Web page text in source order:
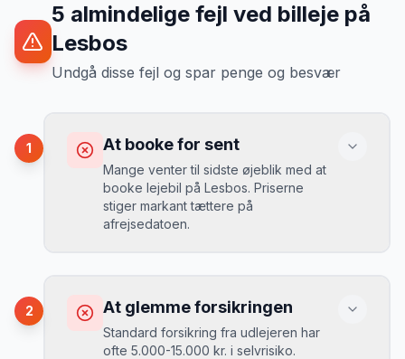
5 almindelige fejl ved billeje på
Lesbos
Undgå disse fejl og spar penge og besvær
1 At booke for sent
Mange venter til sidste øjeblik med at
booke lejebil på Lesbos. Priserne
stiger markant tættere på
afrejsedatoen.
Du betaler 30-50% mere, og de bedste
biler er udsolgt.
2 At glemme forsikringen
Standard forsikring fra udlejeren har
ofte 5.000-15.000 kr. i selvrisiko.